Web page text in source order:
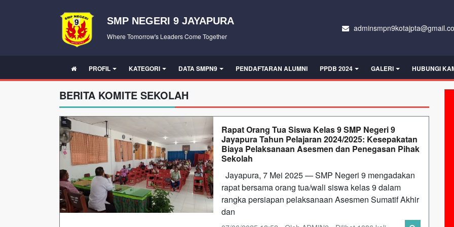
SMP NEGERI 9 JAYAPURA
Where Tomorrow's Leaders Come Together
PROFIL KATEGORI DATA SMPN9 PENDAFTARAN ALUMNI PPDB 2024 GALERI HUBUNGI
BERITA KOMITE SEKOLAH
Rapat Orang Tua Siswa Kelas 9 SMP Negeri 9
Jayapura Tahun Pelajaran 2024/2025: Kesepakatan
Biaya Pelaksanaan Asesmen dan Penegasan Pihak
Sekolah
Jayapura, 7 Mei 2025 — SMP Negeri 9 mengadakan
rapat bersama orang tua/wali siswa kelas 9 dalam
rangka persiapan pelaksanaan Asesmen Sumatif Akhir
dan